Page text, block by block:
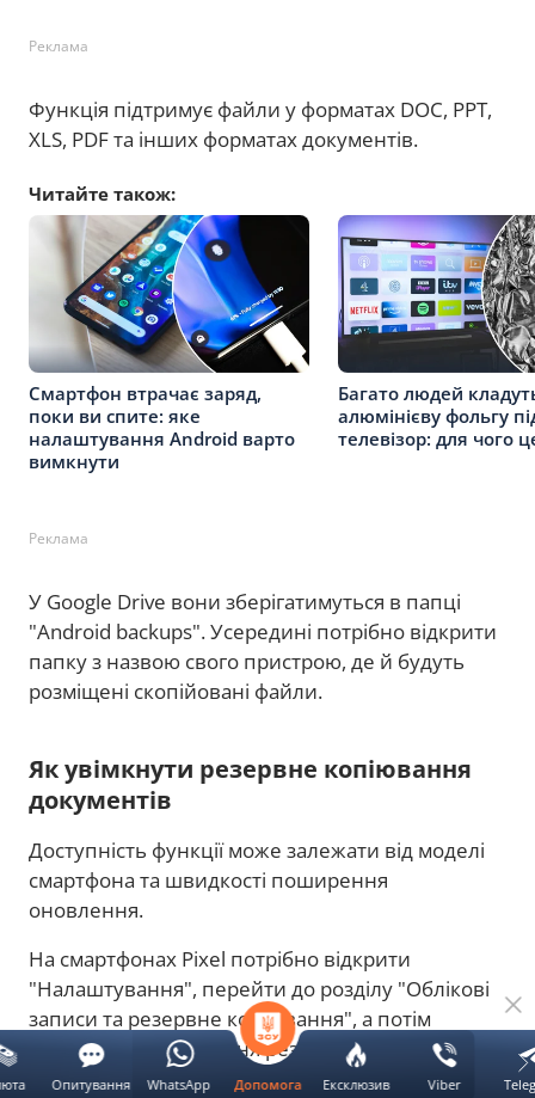
Реклама
Функція підтримує файли у форматах DOC, PPT,
XLS, PDF та інших форматах документів.
Читайте також:
Смартфон втрачає заряд,
поки ви спите: яке
налаштування Android варто
вимкнути
Багато людей
алюмінієву фольгу
телевізор: для чого
Реклама
У Google Drive вони зберігатимуться в папці
"Android backups". Усередині потрібно відкрити
папку з назвою свого пристрою, де й будуть
розміщені скопійовані файли.
Як увімкнути резервне копіювання
документів
Доступність функції може залежати від моделі
смартфона та швидкості поширення
оновлення.
На смартфонах Pixel потрібно відкрити
"Налаштування", перейти до розділу "Облікові
записи та резервне копіювання", а потім
вибрати налаштування резервного копіювання
Google.
Допомога Ексклюзив Viber
Опитування WhatsApp